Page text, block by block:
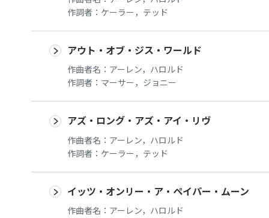
作詞者： ケーラー，テッド
アウト・オブ・ジス・ワールド
作曲者名： アーレン，ハロルド
作詞者： マーサー，ジョニー
アズ・ロング・アズ・アイ・リヴ
作曲者名： アーレン，ハロルド
作詞者： ケーラー，テッド
イッツ・オンリー・ア・ペイパー・ムーン
作曲者名： アーレン，ハロルド